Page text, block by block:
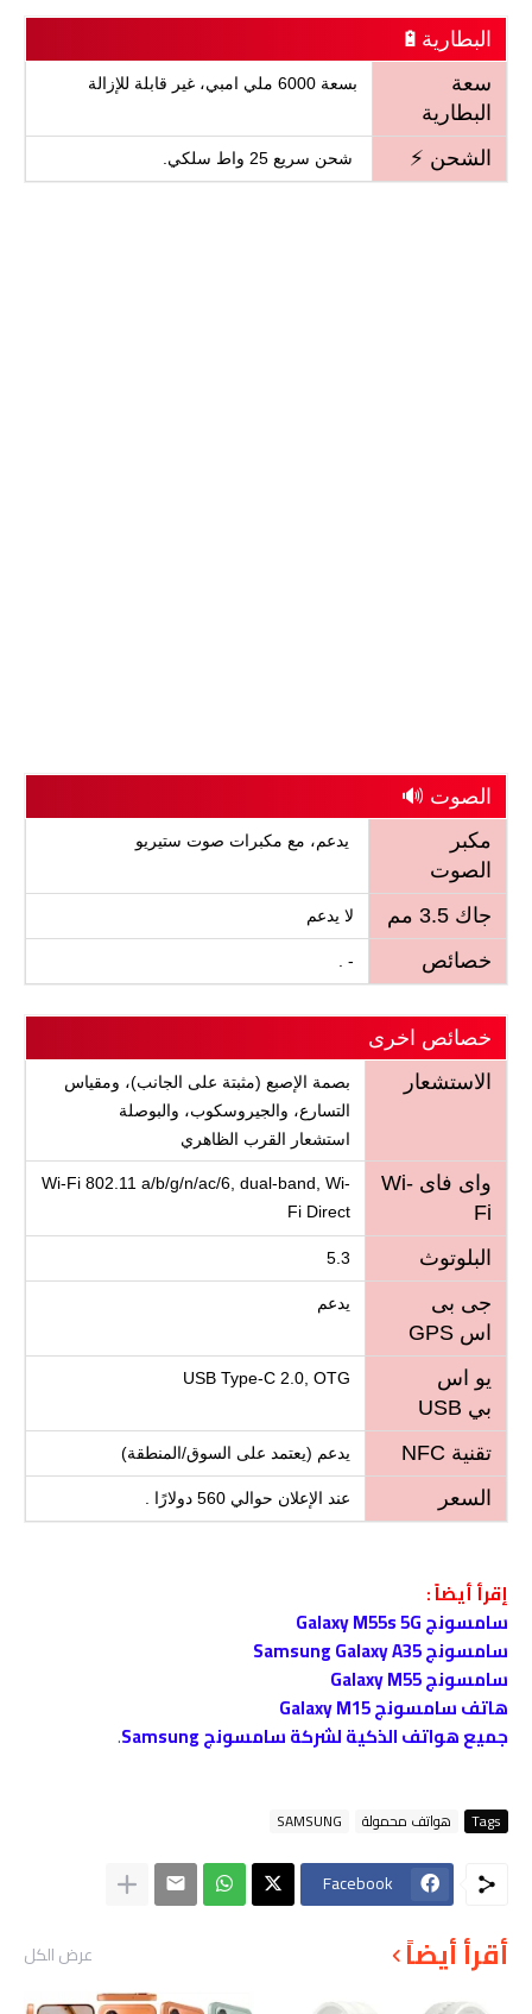
البطارية🔋
سعة
البطارية
بسعة 6000 ملي امبي، غير قابلة للإزالة
الشحن ⚡ شحن سريع 25 واط سلكي.
الصوت 🔊
مكبر
الصوت
يدعم، مع مكبرات صوت ستيريو
جاك 3.5 مم لا يدعم
خصائص - .
خصائص اخرى
الاستشعار
بصمة الإصبع (مثبتة على الجانب)، ومقياس
التسارع، والجيروسكوب، والبوصلة
استشعار القرب الظاهري
واى فاى Wi-
Fi
Wi-Fi 802.11 a/b/g/n/ac/6, dual-band, Wi-
Fi Direct
البلوتوث 5.3
جى بى
اس GPS
يدعم
يو اس
بي USB
USB Type-C 2.0, OTG
تقنية NFC يدعم (يعتمد على السوق/المنطقة)
السعر عند الإعلان حوالي 560 دولارًا .
إقرأ أيضاً :
سامسونج Galaxy M55s 5G
سامسونج Samsung Galaxy A35
سامسونج Galaxy M55
هاتف سامسونج Galaxy M15
جميع هواتف الذكية لشركة سامسونج Samsung
.
Tags هواتف محمولة SAMSUNG
Facebook
أقرأ أيضاً عرض الكل